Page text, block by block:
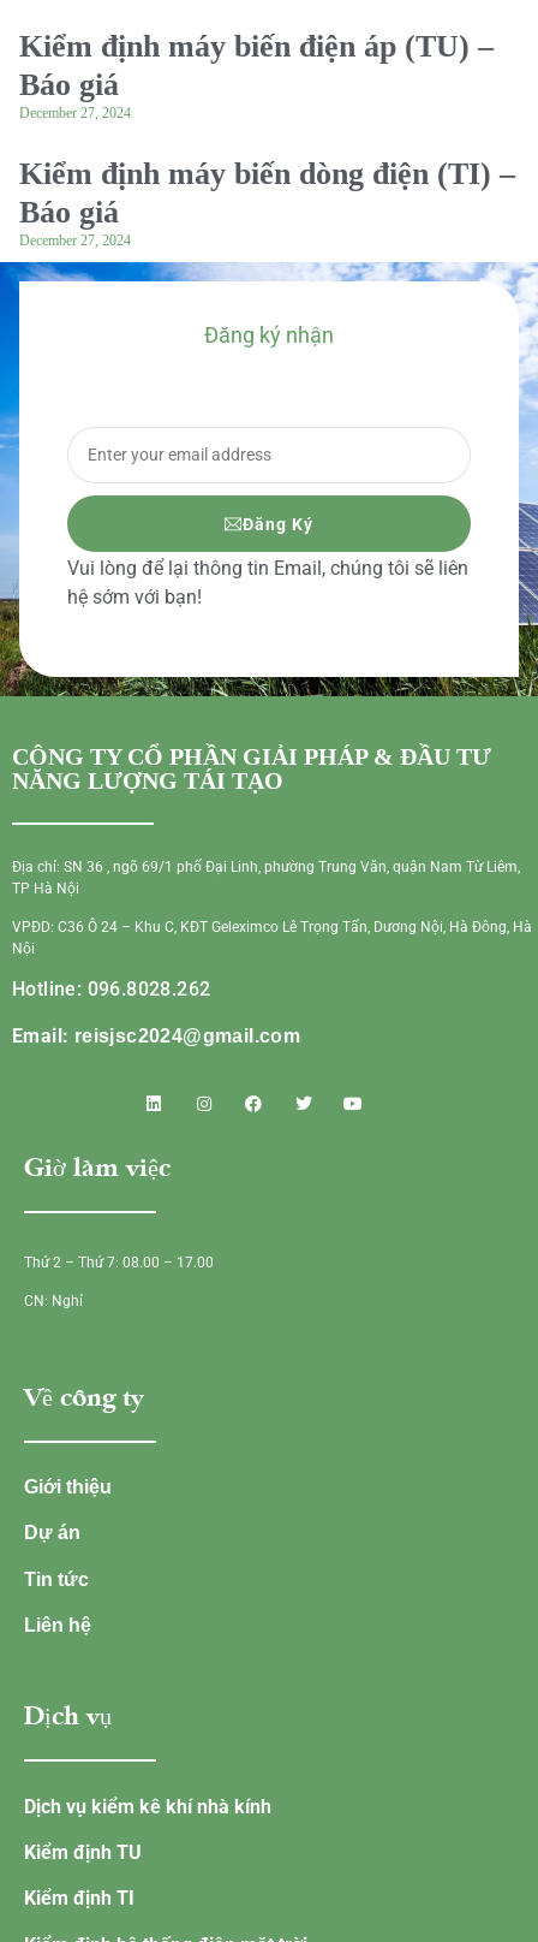
Kiểm định máy biến điện áp (TU) –
Báo giá
December 27, 2024
Kiểm định máy biến dòng điện (TI) –
Báo giá
December 27, 2024
Đăng ký nhận
Đăng Ký
Vui lòng để lại thông tin Email, chúng tôi sẽ liên
hệ sớm với bạn!
CÔNG TY CỔ PHẦN GIẢI PHÁP & ĐẦU TƯ
NĂNG LƯỢNG TÁI TẠO
Địa chỉ: SN 36 , ngõ 69/1 phố Đại Linh, phường Trung Văn, quận Nam Từ Liêm,
TP Hà Nội
VPĐD: C36 Ô 24 – Khu C, KĐT Geleximco Lê Trọng Tấn, Dương Nội, Hà Đông, Hà
Nội
Hotline: 096.8028.262
Email: reisjsc2024@gmail.com
Giờ làm việc
Thứ 2 – Thứ 7: 08.00 – 17.00
CN: Nghỉ
Về công ty
Giới thiệu
Dự án
Tin tức
Liên hệ
Dịch vụ
Dịch vụ kiểm kê khí nhà kính
Kiểm định TU
Kiểm định TI